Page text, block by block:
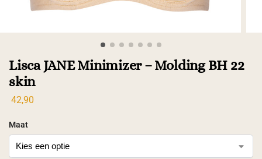
Lisca JANE Minimizer – Molding BH 22
skin
42,90
Maat